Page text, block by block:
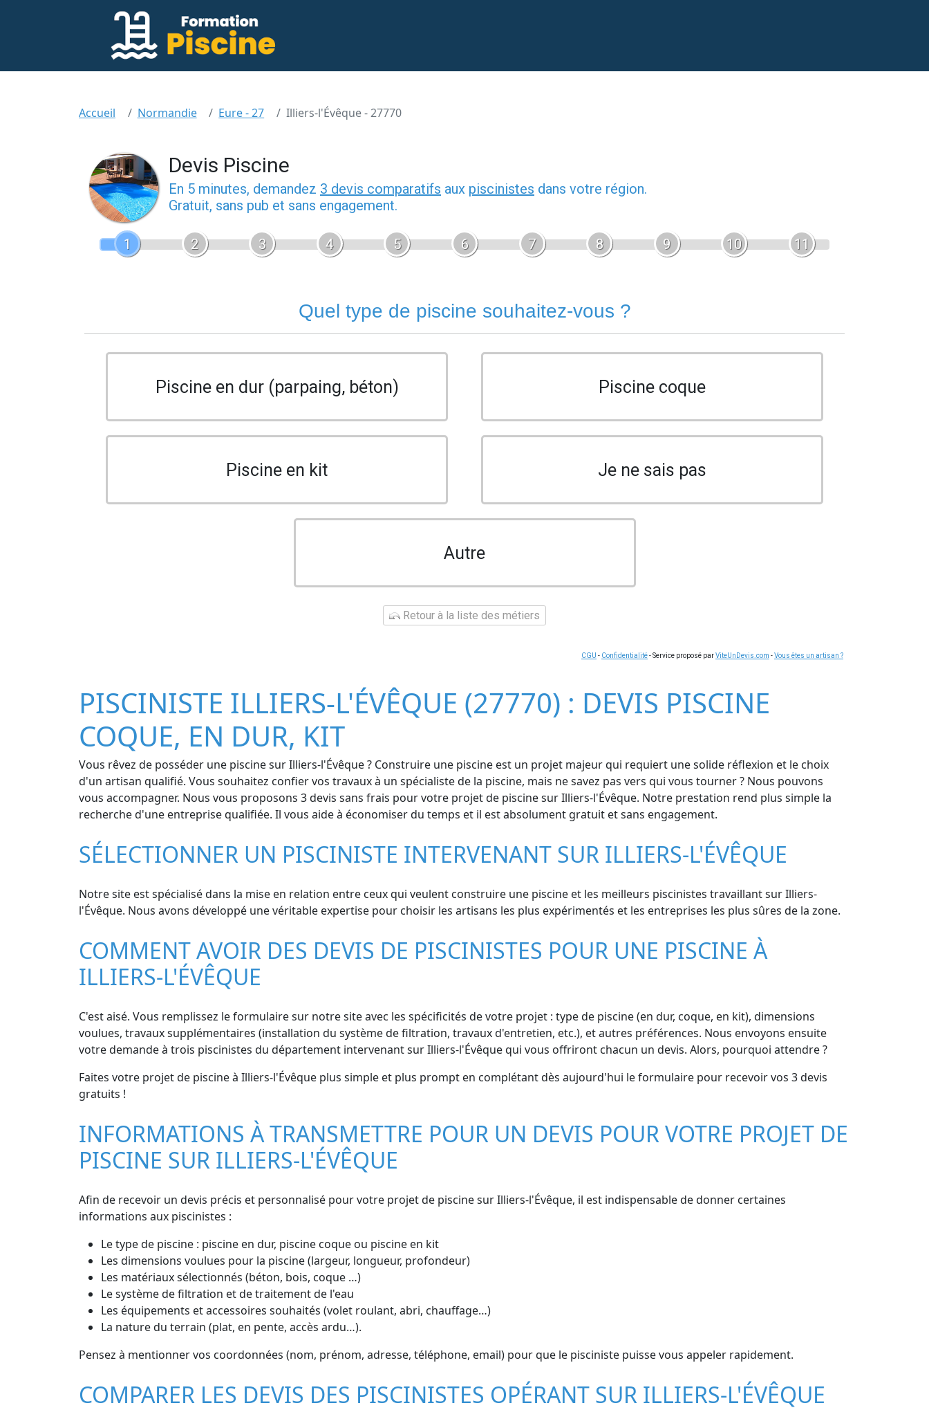
Accueil Normandie Eure - 27 Illiers-l'Évêque - 27770
Devis Piscine
En 5 minutes, demandez 3 devis comparatifs aux piscinistes dans votre région.
Gratuit, sans pub et sans engagement.
1 2 3 4 5 6 7 8 9 10 11
Quel type de piscine souhaitez-vous ?
Piscine en dur (parpaing, béton) Piscine coque
Piscine en kit Je ne sais pas
Autre
Retour à la liste des métiers
CGU - Confidentialité- Service proposé parViteUnDevis.com -Vous êtes un artisan ?
PISCINISTE ILLIERS-L'ÉVÊQUE (27770) : DEVIS PISCINE
COQUE, EN DUR, KIT
Vous rêvez de posséder une piscine sur Illiers-l'Évêque ? Construire une piscine est un projet majeur qui requiert une solide réflexion et le choix
d'un artisan qualifié. Vous souhaitez confier vos travaux à un spécialiste de la piscine, mais ne savez pas vers qui vous tourner ? Nous pouvons
vous accompagner. Nous vous proposons 3 devis sans frais pour votre projet de piscine sur Illiers-l'Évêque. Notre prestation rend plus simple la
recherche d'une entreprise qualifiée. Il vous aide à économiser du temps et il est absolument gratuit et sans engagement.
SÉLECTIONNER UN PISCINISTE INTERVENANT SUR ILLIERS-L'ÉVÊQUE
Notre site est spécialisé dans la mise en relation entre ceux qui veulent construire une piscine et les meilleurs piscinistes travaillant sur Illiers-
l'Évêque. Nous avons développé une véritable expertise pour choisir les artisans les plus expérimentés et les entreprises les plus sûres de la zone.
COMMENT AVOIR DES DEVIS DE PISCINISTES POUR UNE PISCINE À
ILLIERS-L'ÉVÊQUE
C'est aisé. Vous remplissez le formulaire sur notre site avec les spécificités de votre projet : type de piscine (en dur, coque, en kit), dimensions
voulues, travaux supplémentaires (installation du système de filtration, travaux d'entretien, etc.), et autres préférences. Nous envoyons ensuite
votre demande à trois piscinistes du département intervenant sur Illiers-l'Évêque qui vous offriront chacun un devis. Alors, pourquoi attendre ?
Faites votre projet de piscine à Illiers-l'Évêque plus simple et plus prompt en complétant dès aujourd'hui le formulaire pour recevoir vos 3 devis
gratuits !
INFORMATIONS À TRANSMETTRE POUR UN DEVIS POUR VOTRE PROJET DE
PISCINE SUR ILLIERS-L'ÉVÊQUE
Afin de recevoir un devis précis et personnalisé pour votre projet de piscine sur Illiers-l'Évêque, il est indispensable de donner certaines
informations aux piscinistes :
Le type de piscine : piscine en dur, piscine coque ou piscine en kit
Les dimensions voulues pour la piscine (largeur, longueur, profondeur)
Les matériaux sélectionnés (béton, bois, coque …)
Le système de filtration et de traitement de l'eau
Les équipements et accessoires souhaités (volet roulant, abri, chauffage…)
La nature du terrain (plat, en pente, accès ardu…).
Pensez à mentionner vos coordonnées (nom, prénom, adresse, téléphone, email) pour que le pisciniste puisse vous appeler rapidement.
COMPARER LES DEVIS DES PISCINISTES OPÉRANT SUR ILLIERS-L'ÉVÊQUE